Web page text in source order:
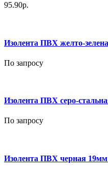
95.90р.
Изолента ПВХ желто-
По запросу
Изолента ПВХ серо-
По запросу
Изолента ПВХ черная 19мм